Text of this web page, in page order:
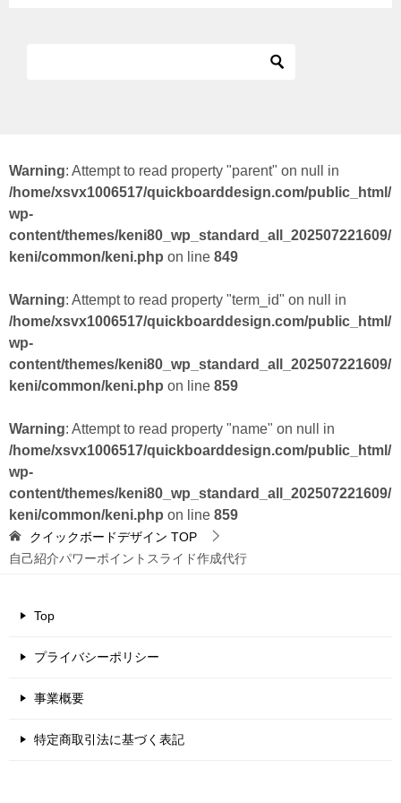
Warning: Attempt to read property "parent" on null in
/home/xsvx1006517/quickboarddesign.com/public_html/
wp-
content/themes/keni80_wp_standard_all_202507221609/
keni/common/keni.php on line 849
Warning: Attempt to read property "term_id" on null in
/home/xsvx1006517/quickboarddesign.com/public_html/
wp-
content/themes/keni80_wp_standard_all_202507221609/
keni/common/keni.php on line 859
Warning: Attempt to read property "name" on null in
/home/xsvx1006517/quickboarddesign.com/public_html/
wp-
content/themes/keni80_wp_standard_all_202507221609/
keni/common/keni.php on line 859
クイックボードデザイン TOP
自己紹介パワーポイントスライド作成代行
Top
プライバシーポリシー
事業概要
特定商取引法に基づく表記